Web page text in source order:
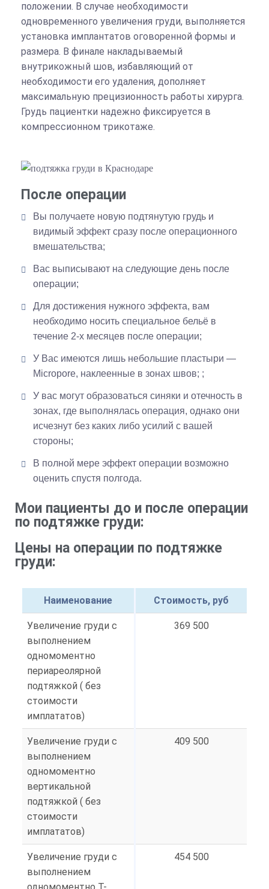
положении. В случае необходимости
одновременного увеличения груди, выполняется
установка имплантатов оговоренной формы и
размера. В финале накладываемый
внутрикожный шов, избавляющий от
необходимости его удаления, дополняет
максимальную прецизионность работы хирурга.
Грудь пациентки надежно фиксируется в
компрессионном трикотаже.
После операции
Вы получаете новую подтянутую грудь и
видимый эффект сразу после операционного
вмешательства;
Вас выписывают на следующие день после
операции;
Для достижения нужного эффекта, вам
необходимо носить специальное бельё в
течение 2-х месяцев после операции;
У Вас имеются лишь небольшие пластыри —
Micropore, наклеенные в зонах швов; ;
У вас могут образоваться синяки и отечность в
зонах, где выполнялась операция, однако они
исчезнут без каких либо усилий с вашей
стороны;
В полной мере эффект операции возможно
оценить спустя полгода.
Мои пациенты до и после операции
по подтяжке груди:
Цены на операции по подтяжке
груди:
Наименование Стоимость, руб
Увеличение груди с
выполнением
одномоментно
периареолярной
подтяжкой ( без
стоимости
имплататов)
369 500
Увеличение груди с
выполнением
одномоментно
вертикальной
подтяжкой ( без
стоимости
имплататов)
409 500
Увеличение груди с
выполнением
454 500